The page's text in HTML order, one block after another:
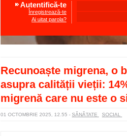
Autentifică-te
Înregistrează-te
Ai uitat parola?
Recunoaște migrena, o
asupra calității vieții:
migrenă care nu este o
01 OCTOMBRIE 2025, 12.55 - SĂNĂTATE SOCIAL